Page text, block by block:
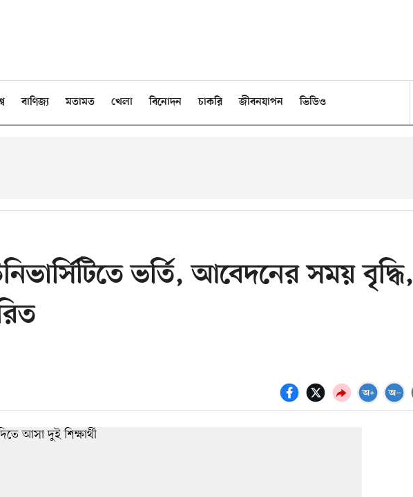
বাণিজ্য মতামত খেলা বিনোদন চাকরি জীবনযাপন ভিডিও
ভর্তি, আবেদনের সময় বৃদ্ধি,